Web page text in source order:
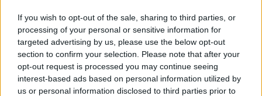
If you wish to opt-out of the sale, sharing to third parties, or
processing of your personal or sensitive information for
targeted advertising by us, please use the below opt-out
section to confirm your selection. Please note that after your
opt-out request is processed you may continue seeing
interest-based ads based on personal information utilized by
us or personal information disclosed to third parties prior to